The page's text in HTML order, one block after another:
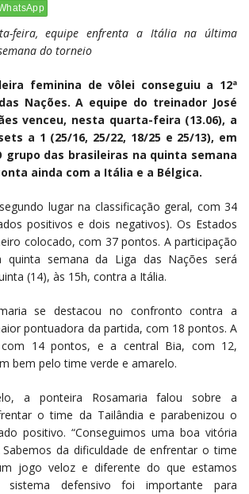
feira, equipe enfrenta a Itália na última
do torneio
feminina de vôlei conseguiu a 12ª
Nações. A equipe do treinador José
venceu, nesta quarta-feira (13.06), a
a 1 (25/16, 25/22, 18/25 e 25/13), em
grupo das brasileiras na quinta semana
ainda com a Itália e a Bélgica.
lugar na classificação geral, com 34
positivos e dois negativos). Os Estados
colocado, com 37 pontos. A participação
quinta semana da Liga das Nações será
(14), às 15h, contra a Itália.
se destacou no confronto contra a
pontuadora da partida, com 18 pontos. A
com 14 pontos, e a central Bia, com 12,
bem pelo time verde e amarelo.
a ponteira Rosamaria falou sobre a
o time da Tailândia e parabenizou o
positivo. “Conseguimos uma boa vitória
Sabemos da dificuldade de enfrentar o time
jogo veloz e diferente do que estamos
sistema defensivo foi importante para